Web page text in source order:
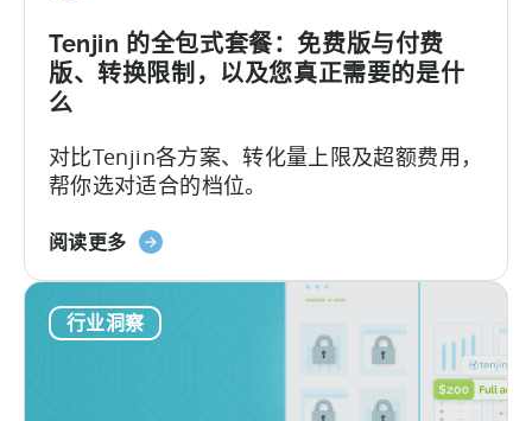
计
划
（2026）》
Tenjin 的全包式套餐：免费版与付费
版、转换限制，以及您真正需要的是什
么
对比Tenjin各方案、转化量上限及超额费用，
帮你选对适合的档位。
阅读更多关
的
行业洞察